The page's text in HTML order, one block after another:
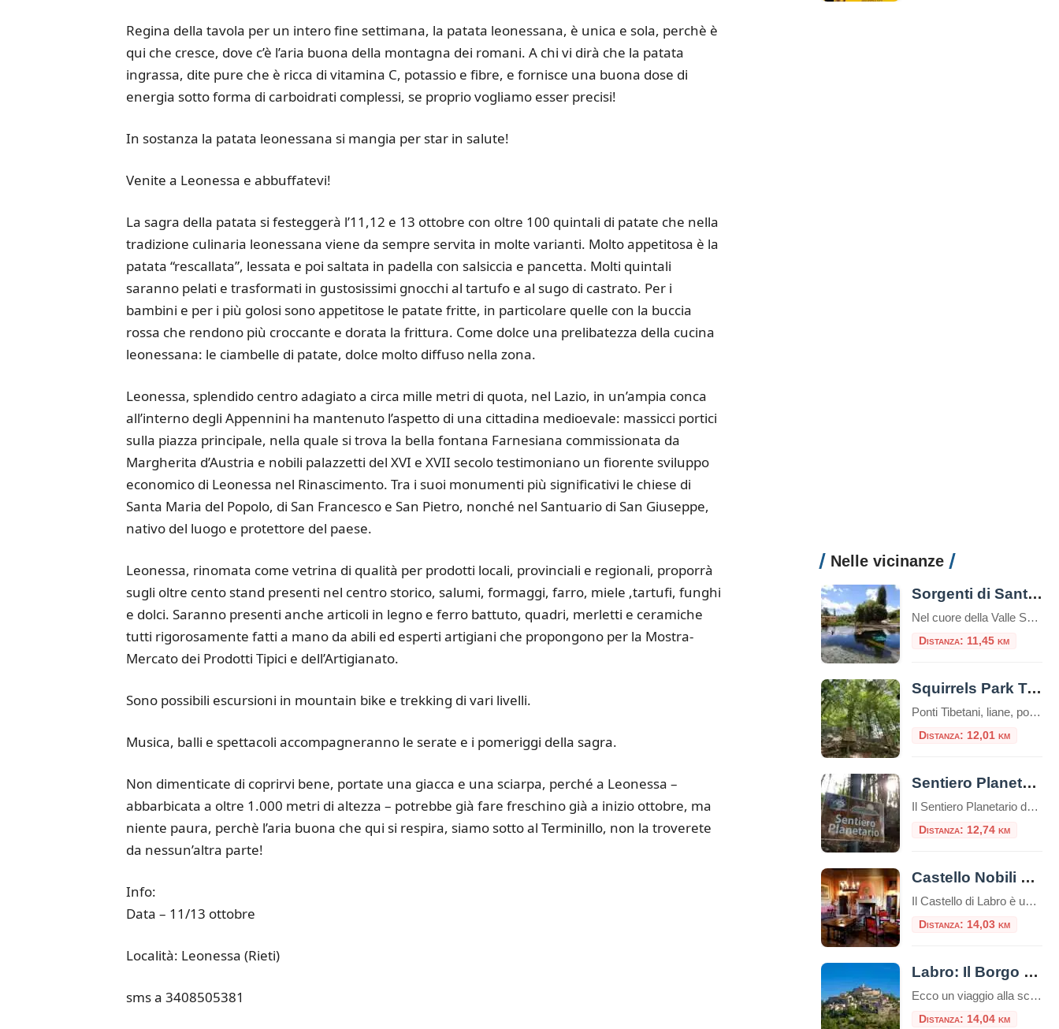
Regina della tavola per un intero fine settimana, la patata leonessana, è unica e sola, perchè è
qui che cresce, dove c’è l’aria buona della montagna dei romani. A chi vi dirà che la patata
ingrassa, dite pure che è ricca di vitamina C, potassio e fibre, e fornisce una buona dose di
energia sotto forma di carboidrati complessi, se proprio vogliamo esser precisi!
In sostanza la patata leonessana si mangia per star in salute!
Venite a Leonessa e abbuffatevi!
La sagra della patata si festeggerà l’11,12 e 13 ottobre con oltre 100 quintali di patate che nella
tradizione culinaria leonessana viene da sempre servita in molte varianti. Molto appetitosa è la
patata “rescallata”, lessata e poi saltata in padella con salsiccia e pancetta. Molti quintali
saranno pelati e trasformati in gustosissimi gnocchi al tartufo e al sugo di castrato. Per i
bambini e per i più golosi sono appetitose le patate fritte, in particolare quelle con la buccia
rossa che rendono più croccante e dorata la frittura. Come dolce una prelibatezza della cucina
leonessana: le ciambelle di patate, dolce molto diffuso nella zona.
Leonessa, splendido centro adagiato a circa mille metri di quota, nel Lazio, in un’ampia conca
all’interno degli Appennini ha mantenuto l’aspetto di una cittadina medioevale: massicci portici
sulla piazza principale, nella quale si trova la bella fontana Farnesiana commissionata da
Margherita d’Austria e nobili palazzetti del XVI e XVII secolo testimoniano un fiorente sviluppo
economico di Leonessa nel Rinascimento. Tra i suoi monumenti più significativi le chiese di
Santa Maria del Popolo, di San Francesco e San Pietro, nonché nel Santuario di San Giuseppe,
nativo del luogo e protettore del paese.
Leonessa, rinomata come vetrina di qualità per prodotti locali, provinciali e regionali, proporrà
sugli oltre cento stand presenti nel centro storico, salumi, formaggi, farro, miele ,tartufi, funghi
e dolci. Saranno presenti anche articoli in legno e ferro battuto, quadri, merletti e ceramiche
tutti rigorosamente fatti a mano da abili ed esperti artigiani che propongono per la Mostra-
Mercato dei Prodotti Tipici e dell’Artigianato.
Sono possibili escursioni in mountain bike e trekking di vari livelli.
Musica, balli e spettacoli accompagneranno le serate e i pomeriggi della sagra.
Non dimenticate di coprirvi bene, portate una giacca e una sciarpa, perché a Leonessa –
abbarbicata a oltre 1.000 metri di altezza – potrebbe già fare freschino già a inizio ottobre, ma
niente paura, perchè l’aria buona che qui si respira, siamo sotto al Terminillo, non la troverete
da nessun’altra parte!
Info:
Data – 11/13 ottobre
Località: Leonessa (Rieti)
sms a 3408505381
Nelle vicinanze
Sorgenti di Santa Susanna
Nel cuore della Valle Santa, le Sorgenti di Santa Susanna si trovano in località Piedicolle nel comune di Rivodutri, in provincia di Rieti.Fanno parte della Riserva naturale dei Laghi Lungo e RipasottileÈ una delle sorgenti più grandi d’Europa, con una portata d’acqua di 5000 litri al secondo e con la temperatura dell’acqua che si aggira […]
Distanza: 11,45 km
Squirrels Park Terminillo
Ponti Tibetani, liane, ponti nepalesi e passerelle di tronchi che disegnano percorsi avventurosi tra i faggi. Il Parco Avventura è un’esperienza di totale immersione nella natura, nella bellezza del bosco, un’emozionante sfida con se stessi, un’esperienza di puro divertimento, in piena sicurezza, con attrezzature DPI (imbraco, longes, moschettoni e casco) e sotto il controllo e […]
Distanza: 12,01 km
Sentiero Planetario del Monte Terminillo
Il Sentiero Planetario del Monte Terminillo è un percorso naturalistico tematico lungo 7,7 km, da percorrere a piedi in circa 3 ore. Si trova in provincia di Rieti, nell’Appennino centrale italiano, ed è un percorso escursionistico che ti consente di esplorare la bellezza del monte Terminillo mentre ti immergi nell’astronomia. L’idea del Sentiero del Planetario […]
Distanza: 12,74 km
Castello Nobili Vitelleschi o Castello di Labro
Il Castello di Labro è un palazzo nobiliare situato nel comune di Labro, in provincia di Rieti.Questo castello è noto per la vista panoramica spettacolare sulla valle del fiume Nera e sul Lago Piediluco. Storia del Castello In origine l’incastellamento di Labro si componeva di un’imponente torre quadrata sovrastante il borgo, il quale era a […]
Distanza: 14,03 km
Labro: Il Borgo di Pietra Sospeso nel Tempo
Ecco un viaggio alla scoperta di Labro, uno dei borghi meglio conservati e più romantici d’Italia. Arroccato su uno sperone roccioso al confine tra Lazio e Umbria, il borgo di Labro in provincia di Rieti, è una “sentinella” che sorveglia dall’alto lo splendido Lago di Piediluco. Labro è un labirinto verticale. Interamente costruito in pietra […]
Distanza: 14,04 km